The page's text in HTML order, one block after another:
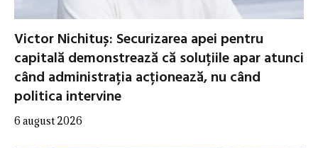
Victor Nichituș: Securizarea apei pentru
capitală demonstrează că soluțiile apar atunci
când administrația acționează, nu când
politica intervine
6 august 2026